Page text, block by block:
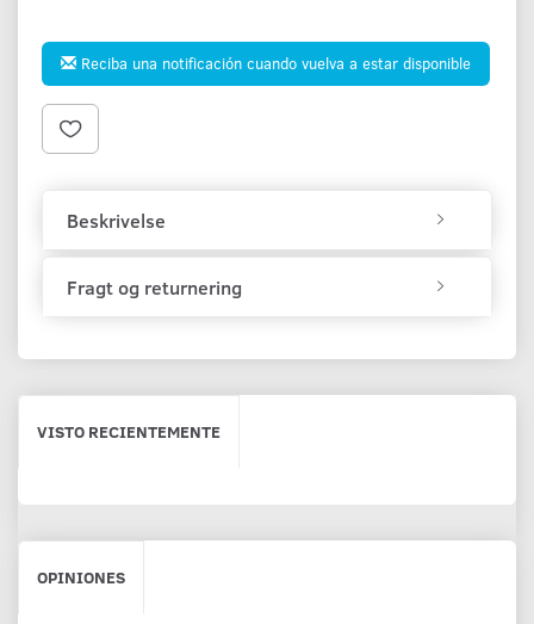
Reciba una notificación cuando vuelva a estar disponible
Beskrivelse
Fragt og returnering
VISTO RECIENTEMENTE
OPINIONES